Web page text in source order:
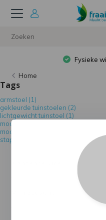
Fysieke
Home
Tags
armstoel (1)
gekleurde tuinstoelen (2)
lichtgewicht tuinstoel (1)
moderne tuinstoel
moderne tuinstoelen
stapelbare stoel